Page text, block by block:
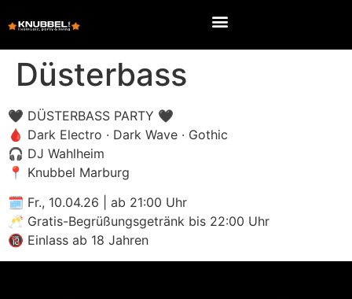
Düsterbass
🖤 DÜSTERBASS PARTY 🖤
🩸 Dark Electro · Dark Wave · Gothic
🎧 DJ Wahlheim
📍 Knubbel Marburg
🗓 Fr., 10.04.26 | ab 21:00 Uhr
🥂 Gratis-Begrüßungsgetränk bis 22:00 Uhr
🔞 Einlass ab 18 Jahren